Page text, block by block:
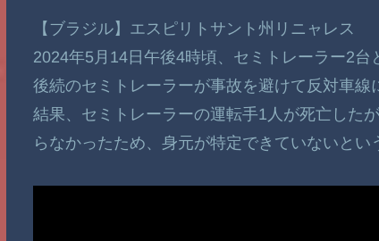
【ブラジル】エスピリトサント州リニャレス
2024年5月14日午後4時頃、セミトレーラー2台
後続のセミトレーラーが事故を避けて反対車
結果、セミトレーラーの運転手1人が死亡した
らなかったため、身元が特定できていないとい